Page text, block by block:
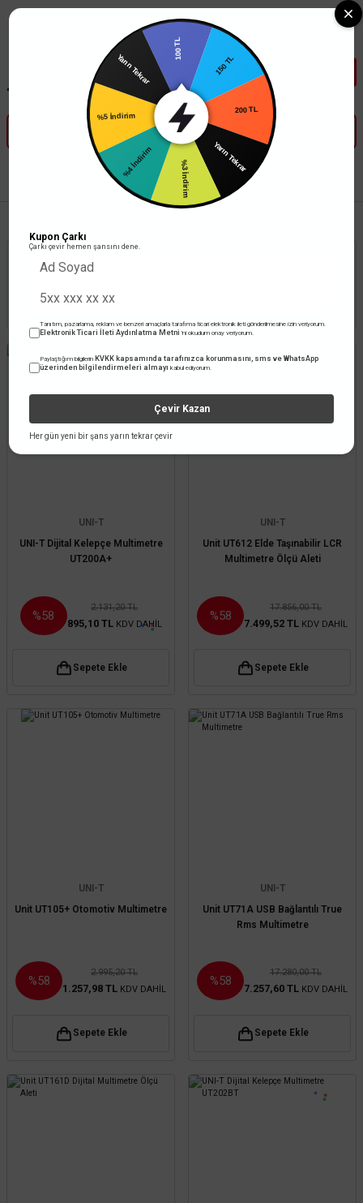
Tüm Banka Kartlarına Vade Farksız 3-5 Taksit Fırsatı Mailorder ile
Test ve Ölçü Aletleri Multimetreler
Stoktakiler
UNI-T
UNI-T Dijital Kelepçe Multimetre
UT200A+
%58
2.131,20 TL
895,10 TL KDV DAHİL
Sepete Ekle
UNI-T
Unit UT612 Elde Taşınabilir LCR
Multimetre Ölçü Aleti
%58
17.856,00 TL
7.499,52 TL KDV DAHİL
Sepete Ekle
UNI-T
Unit UT105+ Otomotiv Multimetre
%58
2.995,20 TL
1.257,98 TL KDV DAHİL
Sepete Ekle
UNI-T
Unit UT71A USB Bağlantılı True
Rms Multimetre
%58
17.280,00 TL
7.257,60 TL KDV DAHİL
Sepete Ekle
150 TL
Yarın Tekrar
%3 İndirim
%4 İndirim
%5 İndirim
Yarın Tekrar
Kupon Çarkı
Çarkı çevir hemen şansını dene.
Tanıtım, pazarlama, reklam ve benzeri amaçlarla tarafıma ticari elektronik ileti gönderilmesine izin veriyorum.
Elektronik Ticari İleti Aydınlatma Metni 'ni okudum onay veriyorum.
Paylaştığım bilgilerin KVKK kapsamında tarafınızca korunmasını, sms ve WhatsApp
üzerinden bilgilendirmeleri almayı kabul ediyorum.
Çevir Kazan
Her gün yeni bir şans yarın tekrar çevir